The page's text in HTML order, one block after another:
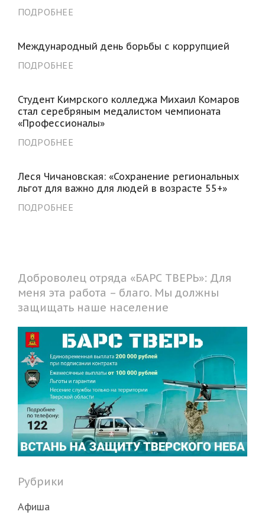
ПОДРОБНЕЕ
Международный день борьбы с коррупцией
ПОДРОБНЕЕ
Студент Кимрского колледжа Михаил Комаров
стал серебряным медалистом чемпионата
«Профессионалы»
ПОДРОБНЕЕ
Леся Чичановская: «Сохранение региональных
льгот для важно для людей в возрасте 55+»
ПОДРОБНЕЕ
Доброволец отряда «БАРС ТВЕРЬ»: Для
меня эта работа – благо. Мы должны
защищать наше население
Рубрики
Афиша